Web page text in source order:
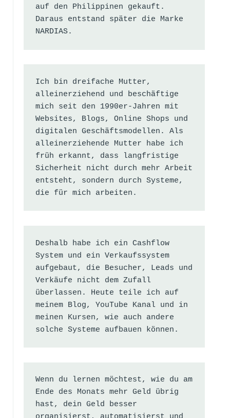
auf den Philippinen gekauft.
Daraus entstand später die Marke
NARDIAS.
Ich bin dreifache Mutter,
alleinerziehend und beschäftige
mich seit den 1990er-Jahren mit
Websites, Blogs, Online Shops und
digitalen Geschäftsmodellen. Als
alleinerziehende Mutter habe ich
früh erkannt, dass langfristige
Sicherheit nicht durch mehr Arbeit
entsteht, sondern durch Systeme,
die für mich arbeiten.
Deshalb habe ich ein Cashflow
System und ein Verkaufssystem
aufgebaut, die Besucher, Leads und
Verkäufe nicht dem Zufall
überlassen. Heute teile ich auf
meinem Blog, YouTube Kanal und in
meinen Kursen, wie auch andere
solche Systeme aufbauen können.
Wenn du lernen möchtest, wie du am
Ende des Monats mehr Geld übrig
hast, dein Geld besser